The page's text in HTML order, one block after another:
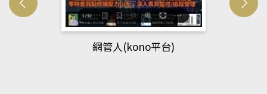
網管人(kono平台)